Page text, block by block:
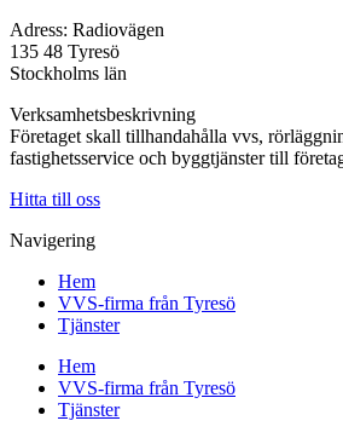
Adress: Radiovägen
135 48 Tyresö
Stockholms län
Verksamhetsbeskrivning
Företaget skall tillhandahålla vvs,
fastighetsservice och byggtjänster till
Hitta till oss
Navigering
Hem
VVS-firma från Tyresö
Tjänster
Hem
VVS-firma från Tyresö
Tjänster